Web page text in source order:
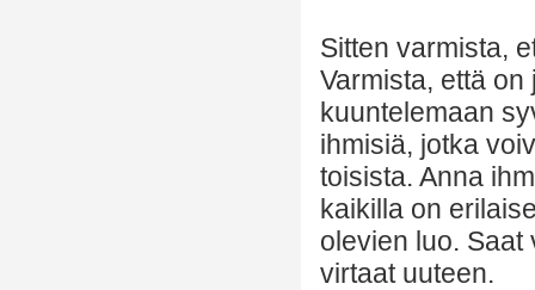
Sitten varmista,
Varmista, että
kuuntelemaan
ihmisiä, jotka
toisista. Anna
kaikilla on
olevien luo.
virtaat uuteen.